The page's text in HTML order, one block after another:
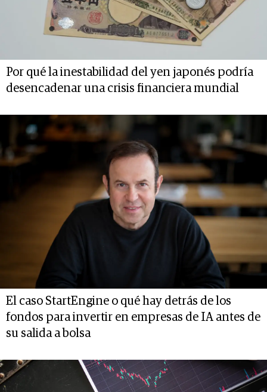
Por qué la inestabilidad del yen japonés podría
desencadenar una crisis financiera mundial
El caso StartEngine o qué hay detrás de los
fondos para invertir en empresas de IA antes de
su salida a bolsa